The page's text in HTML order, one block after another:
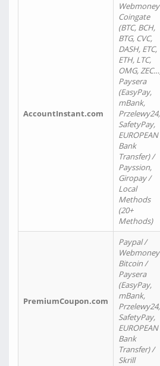
AccountInstant.com
Coingate
(BTC, BCH,
BTG, CVC,
DASH, ETC,
ETH, LTC,
OMG,
Paysera
(EasyPay,
mBank,
Przelewy24,
SafetyPay,
EUROPEAN
Bank
Transfer) /
Payssion,
Giropay /
Local
Methods
(20+
Methods)
PremiumCoupon.com
Paypal /
Bitcoin /
Paysera
(EasyPay,
mBank,
Przelewy24,
SafetyPay,
EUROPEAN
Bank
Transfer) /
Skrill